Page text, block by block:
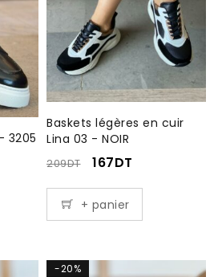
3205
Baskets légères en cuir
Lina 03 - NOIR
209DT 167DT
+ panier
-20%